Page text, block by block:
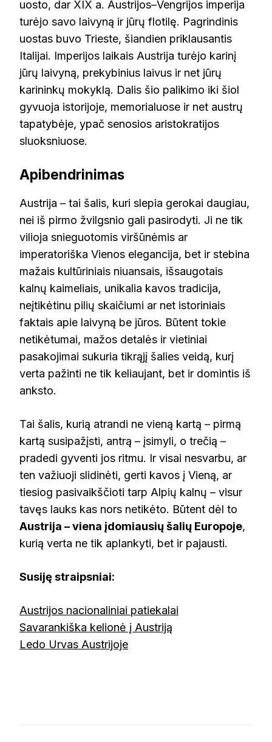
uosto, dar XIX a. Austrijos–Vengrijos imperija
turėjo savo laivyną ir jūrų flotilę. Pagrindinis
uostas buvo Trieste, šiandien priklausantis
Italijai. Imperijos laikais Austrija turėjo karinį
jūrų laivyną, prekybinius laivus ir net jūrų
karininkų mokyklą. Dalis šio palikimo iki šiol
gyvuoja istorijoje, memorialuose ir net austrų
tapatybėje, ypač senosios aristokratijos
sluoksniuose.
Apibendrinimas
Austrija – tai šalis, kuri slepia gerokai daugiau,
nei iš pirmo žvilgsnio gali pasirodyti. Ji ne tik
vilioja snieguotomis viršūnėmis ar
imperatoriška Vienos elegancija, bet ir stebina
mažais kultūriniais niuansais, išsaugotais
kalnų kaimeliais, unikalia kavos tradicija,
neįtikėtinu pilių skaičiumi ar net istoriniais
faktais apie laivyną be jūros. Būtent tokie
netikėtumai, mažos detalės ir vietiniai
pasakojimai sukuria tikrąjį šalies veidą, kurį
verta pažinti ne tik keliaujant, bet ir domintis iš
anksto.
Tai šalis, kurią atrandi ne vieną kartą – pirmą
kartą susipažįsti, antrą – įsimyli, o trečią –
pradedi gyventi jos ritmu. Ir visai nesvarbu, ar
ten važiuoji slidinėti, gerti kavos į Vieną, ar
tiesiog pasivaikščioti tarp Alpių kalnų – visur
tavęs lauks kas nors netikėto. Būtent dėl to
Austrija – viena įdomiausių šalių Europoje,
kurią verta ne tik aplankyti, bet ir pajausti.
Susiję straipsniai:
Austrijos nacionaliniai patiekalai
Savarankiška kelionė į Austriją
Ledo Urvas Austrijoje